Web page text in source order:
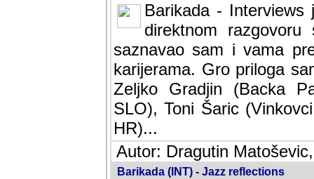
Barikada -
direktnom
saznavao sam i vama
karijerama. Gro priloga
Zeljko Gradjin (Backa
SLO), Toni Šaric
HR)...
Autor: Dragutin
Barikada (INT) - Jazz reflections